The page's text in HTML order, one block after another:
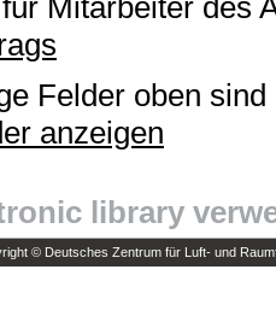
Mitarbeiter des
Felder oben
anzeigen
library
© Deutsches Zentrum für Luft- und